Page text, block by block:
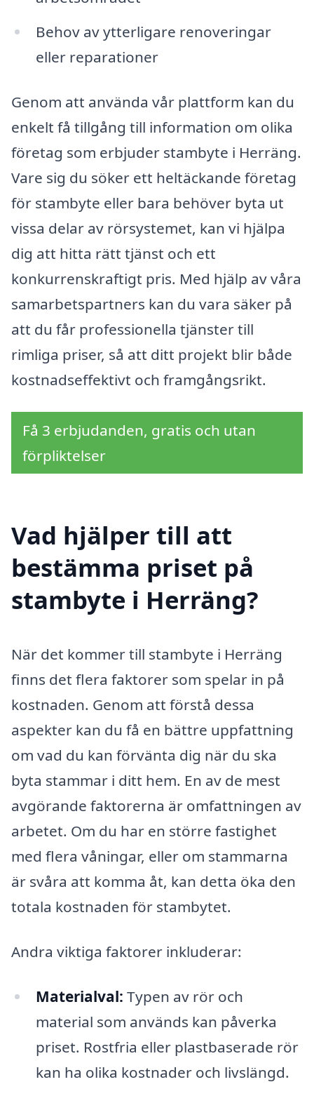
Behov av ytterligare renoveringar
eller reparationer
Genom att använda vår plattform kan du
enkelt få tillgång till information om olika
företag som erbjuder stambyte i Herräng.
Vare sig du söker ett heltäckande företag
för stambyte eller bara behöver byta ut
vissa delar av rörsystemet, kan vi hjälpa
dig att hitta rätt tjänst och ett
konkurrenskraftigt pris. Med hjälp av våra
samarbetspartners kan du vara säker på
att du får professionella tjänster till
rimliga priser, så att ditt projekt blir både
kostnadseffektivt och framgångsrikt.
Få 3 erbjudanden, gratis och utan
förpliktelser
Vad hjälper till att
bestämma priset på
stambyte i Herräng?
När det kommer till stambyte i Herräng
finns det flera faktorer som spelar in på
kostnaden. Genom att förstå dessa
aspekter kan du få en bättre uppfattning
om vad du kan förvänta dig när du ska
byta stammar i ditt hem. En av de mest
avgörande faktorerna är omfattningen av
arbetet. Om du har en större fastighet
med flera våningar, eller om stammarna
är svåra att komma åt, kan detta öka den
totala kostnaden för stambytet.
Andra viktiga faktorer inkluderar:
Materialval: Typen av rör och
material som används kan påverka
priset. Rostfria eller plastbaserade rör
kan ha olika kostnader och livslängd.